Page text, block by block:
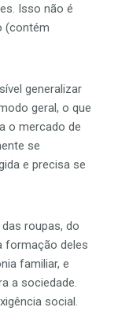
Isso não é
(contém
generalizar
geral, o que
o mercado de
se
e precisa se
roupas, do
formação deles
familiar, e
a sociedade.
social.